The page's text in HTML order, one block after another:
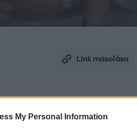
My Personal Information
Link másolása
döntések. Tomán
és család viszont